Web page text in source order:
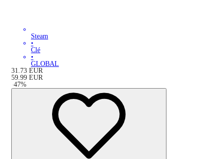
Steam
•
Clé
•
GLOBAL
31.73 EUR
59.99 EUR
-47%